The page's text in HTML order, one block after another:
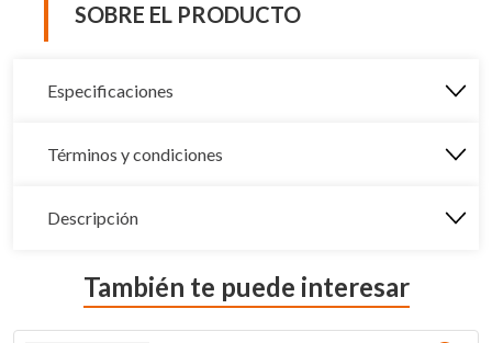
SOBRE EL PRODUCTO
Especificaciones
Términos y condiciones
Descripción
También te puede interesar